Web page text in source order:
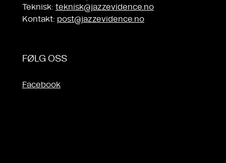
Teknisk: teknisk@jazzevidence.no
Kontakt: post@jazzevidence.no
FØLG OSS
Facebook